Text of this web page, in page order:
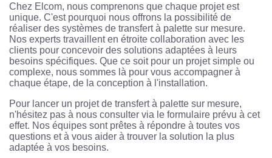
Chez Elcom, nous comprenons que chaque projet est
unique. C'est pourquoi nous offrons la possibilité de
réaliser des systèmes de transfert à palette sur mesure.
Nos experts travaillent en étroite collaboration avec les
clients pour concevoir des solutions adaptées à leurs
besoins spécifiques. Que ce soit pour un projet simple ou
complexe, nous sommes là pour vous accompagner à
chaque étape, de la conception à l'installation.
Pour lancer un projet de transfert à palette sur mesure,
n'hésitez pas à nous consulter via le formulaire prévu à cet
effet. Nos équipes sont prêtes à répondre à toutes vos
questions et à vous aider à trouver la solution la plus
adaptée à vos besoins.